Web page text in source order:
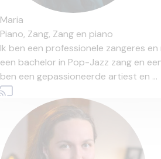
Maria
Piano, Zang, Zang en piano
Ik ben een professionele zangeres
een bachelor in Pop-Jazz zang en
ben een gepassioneerde artiest en ...